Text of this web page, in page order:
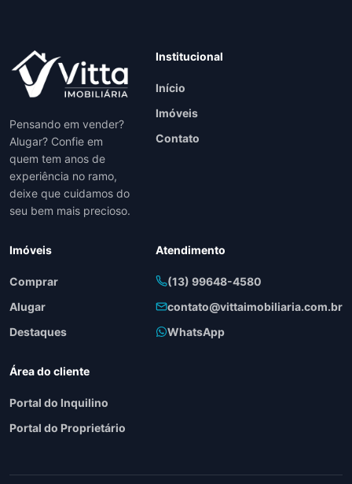
Pensando em vender?
Alugar? Confie em
quem tem anos de
experiência no ramo,
deixe que cuidamos do
seu bem mais precioso.
Institucional
Início
Imóveis
Contato
Imóveis
Comprar
Alugar
Destaques
Atendimento
(13) 99648-4580
contato@vittaimobiliaria.com.br
WhatsApp
Área do cliente
Portal do Inquilino
Portal do Proprietário